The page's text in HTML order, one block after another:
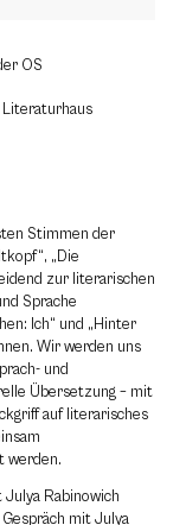
OS
Literaturhaus
Stimmen der
„Die
zur literarischen
Sprache
Ich“ und „Hinter
Wir werden uns
und
Übersetzung – mit
auf literarisches
werden.
Julya Rabinowich
mit Julya